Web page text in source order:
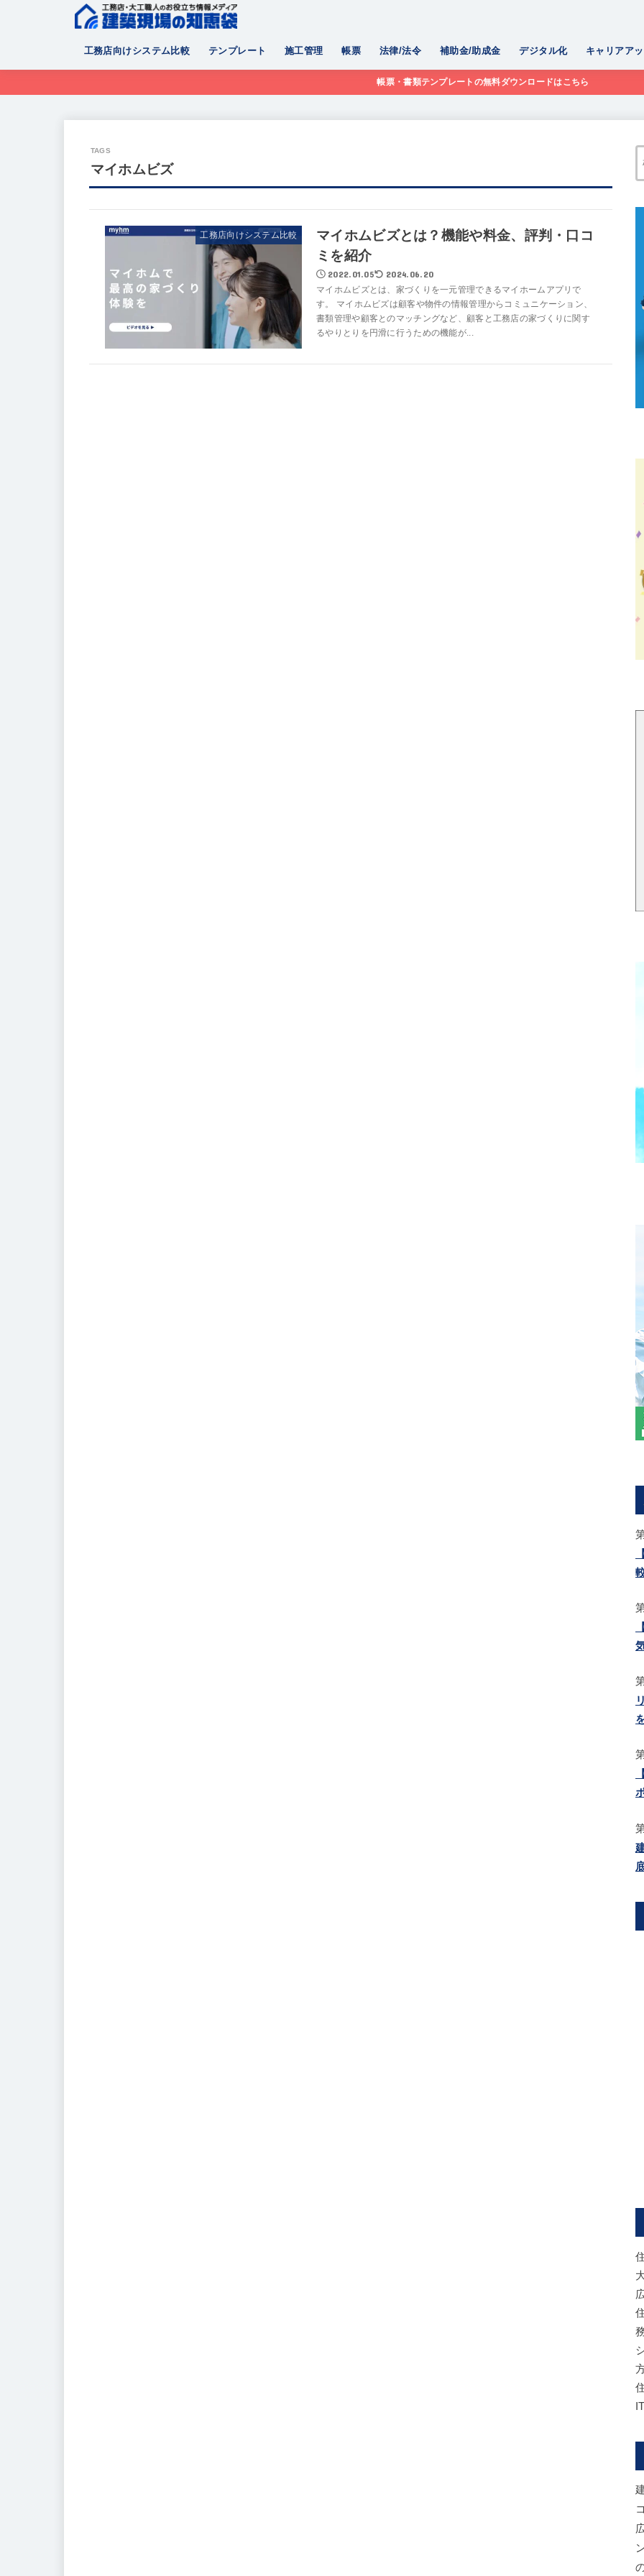
工務店向けシステム比較 テンプレート 施工管理 帳票 法律/法令 補助金/助成金 デジタル化 キャリアア
帳票・書類テンプレートの無料ダウンロードはこちら
マイホムビズ
工務店向けシステム比較
マイホムビズとは？機能や料金、評判・口コ
ミを紹介
2022.01.05 2024.06.20
マイホムビズとは、家づくりを一元管理できるマイホームアプリで
す。 マイホムビズは顧客や物件の情報管理からコミュニケーション、
書類管理や顧客とのマッチングなど、顧客と工務店の家づくりに関す
るやりとりを円滑に行うための機能が...